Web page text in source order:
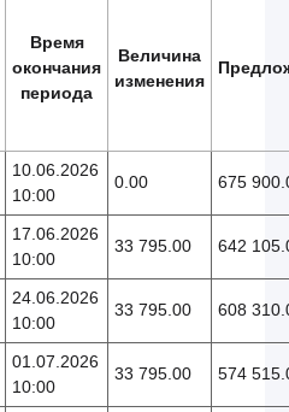
Время
окончания
периода
Величина
изменения
10.06.2026
10:00
0.00 675
17.06.2026
10:00
33 795.00 642
24.06.2026
10:00
33 795.00 608
01.07.2026
10:00
33 795.00 574